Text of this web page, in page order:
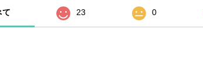
て 23 0